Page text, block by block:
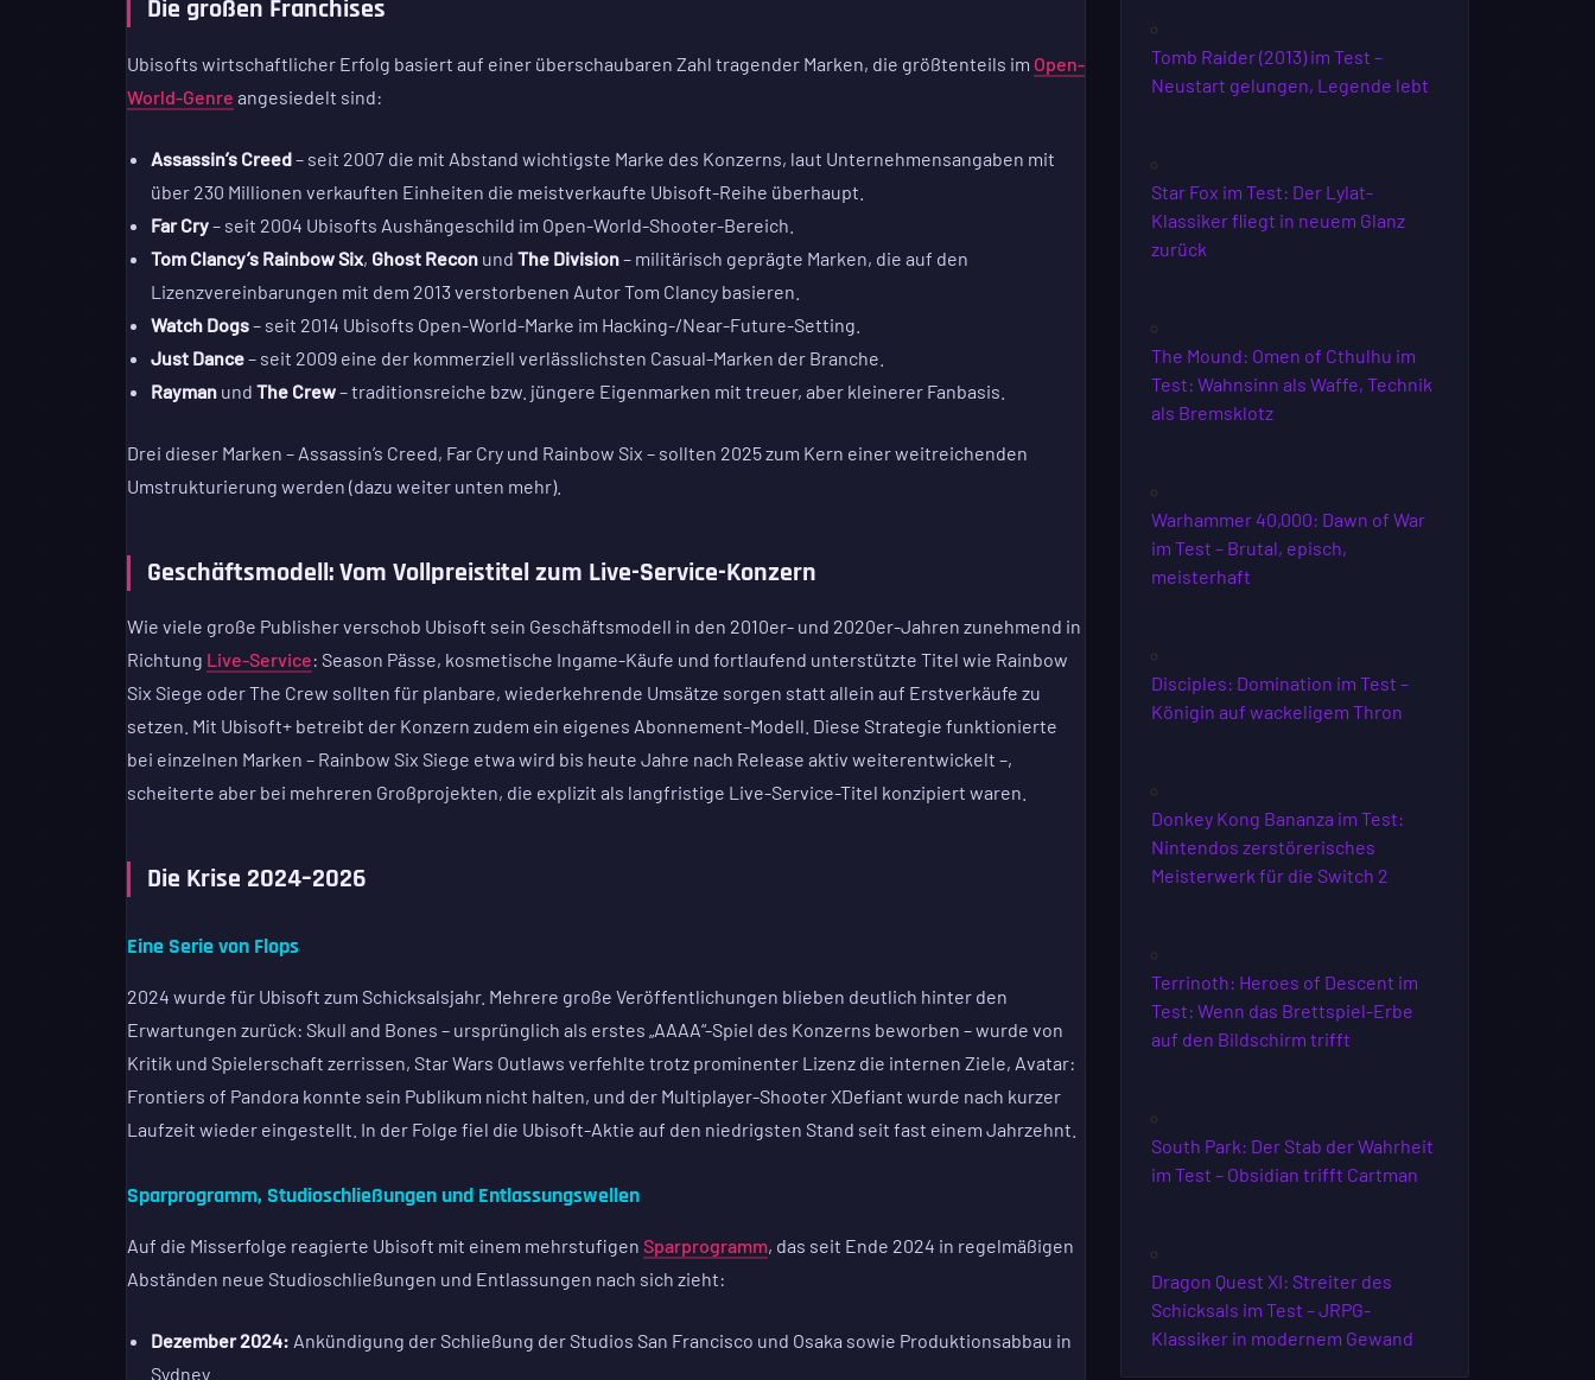
Die großen Franchises
Ubisofts wirtschaftlicher Erfolg basiert auf einer überschaubaren Zahl tragender Marken, die größtenteils im Open-
World-Genre angesiedelt sind:
Assassin’s Creed– seit 2007 die mit Abstand wichtigste Marke des Konzerns, laut Unternehmensangaben mit
über 230 Millionen verkauften Einheiten die meistverkaufte Ubisoft-Reihe überhaupt.
Far Cry– seit 2004 Ubisofts Aushängeschild im Open-World-Shooter-Bereich.
Tom Clancy’s Rainbow Six, Ghost Reconund The Division– militärisch geprägte Marken, die auf den
Lizenzvereinbarungen mit dem 2013 verstorbenen Autor Tom Clancy basieren.
Watch Dogs– seit 2014 Ubisofts Open-World-Marke im Hacking-/Near-Future-Setting.
Just Dance– seit 2009 eine der kommerziell verlässlichsten Casual-Marken der Branche.
Raymanund The Crew– traditionsreiche bzw. jüngere Eigenmarken mit treuer, aber kleinerer Fanbasis.
Drei dieser Marken – Assassin’s Creed, Far Cry und Rainbow Six – sollten 2025 zum Kern einer weitreichenden
Umstrukturierung werden (dazu weiter unten mehr).
Geschäftsmodell: Vom Vollpreistitel zum Live-Service-Konzern
Wie viele große Publisher verschob Ubisoft sein Geschäftsmodell in den 2010er- und 2020er-Jahren zunehmend in
Richtung Live-Service: Season Pässe, kosmetische Ingame-Käufe und fortlaufend unterstützte Titel wie Rainbow
Six Siege oder The Crew sollten für planbare, wiederkehrende Umsätze sorgen statt allein auf Erstverkäufe zu
setzen. Mit Ubisoft+ betreibt der Konzern zudem ein eigenes Abonnement-Modell. Diese Strategie funktionierte
bei einzelnen Marken – Rainbow Six Siege etwa wird bis heute Jahre nach Release aktiv weiterentwickelt –,
scheiterte aber bei mehreren Großprojekten, die explizit als langfristige Live-Service-Titel konzipiert waren.
Die Krise 2024–2026
Eine Serie von Flops
2024 wurde für Ubisoft zum Schicksalsjahr. Mehrere große Veröffentlichungen blieben deutlich hinter den
Erwartungen zurück: Skull and Bones – ursprünglich als erstes „AAAA“-Spiel des Konzerns beworben – wurde von
Kritik und Spielerschaft zerrissen, Star Wars Outlaws verfehlte trotz prominenter Lizenz die internen Ziele, Avatar:
Frontiers of Pandora konnte sein Publikum nicht halten, und der Multiplayer-Shooter XDefiant wurde nach kurzer
Laufzeit wieder eingestellt. In der Folge fiel die Ubisoft-Aktie auf den niedrigsten Stand seit fast einem Jahrzehnt.
Sparprogramm, Studioschließungen und Entlassungswellen
Auf die Misserfolge reagierte Ubisoft mit einem mehrstufigen Sparprogramm, das seit Ende 2024 in regelmäßigen
Abständen neue Studioschließungen und Entlassungen nach sich zieht:
Dezember 2024: Ankündigung der Schließung der Studios San Francisco und Osaka sowie Produktionsabbau in
Sydney.
Tomb Raider (2013) im Test –
Neustart gelungen, Legende lebt
Star Fox im Test: Der Lylat-
Klassiker fliegt in neuem Glanz
zurück
The Mound: Omen of Cthulhu im
Test: Wahnsinn als Waffe, Technik
als Bremsklotz
Warhammer 40,000: Dawn of War
im Test – Brutal, episch,
meisterhaft
Disciples: Domination im Test –
Königin auf wackeligem Thron
Donkey Kong Bananza im Test:
Nintendos zerstörerisches
Meisterwerk für die Switch 2
Terrinoth: Heroes of Descent im
Test: Wenn das Brettspiel-Erbe
auf den Bildschirm trifft
South Park: Der Stab der Wahrheit
im Test – Obsidian trifft Cartman
Dragon Quest XI: Streiter des
Schicksals im Test – JRPG-
Klassiker in modernem Gewand